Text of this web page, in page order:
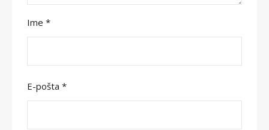
Ime *
E-pošta *